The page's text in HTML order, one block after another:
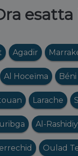
Agadir
Al Hoceïma Béni
Larache
Al-
Oulad